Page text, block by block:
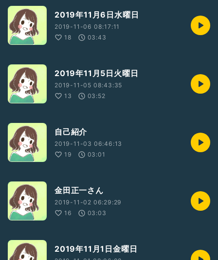
2019年11月6日水曜日
2019-11-06 08:17:11
18
03:43
2019年11月5日火曜日
2019-11-05 08:43:35
13
03:52
自己紹介
2019-11-03 06:46:13
19
03:01
金田正一さん
2019-11-02 06:29:29
16
03:03
2019年11月1日金曜日